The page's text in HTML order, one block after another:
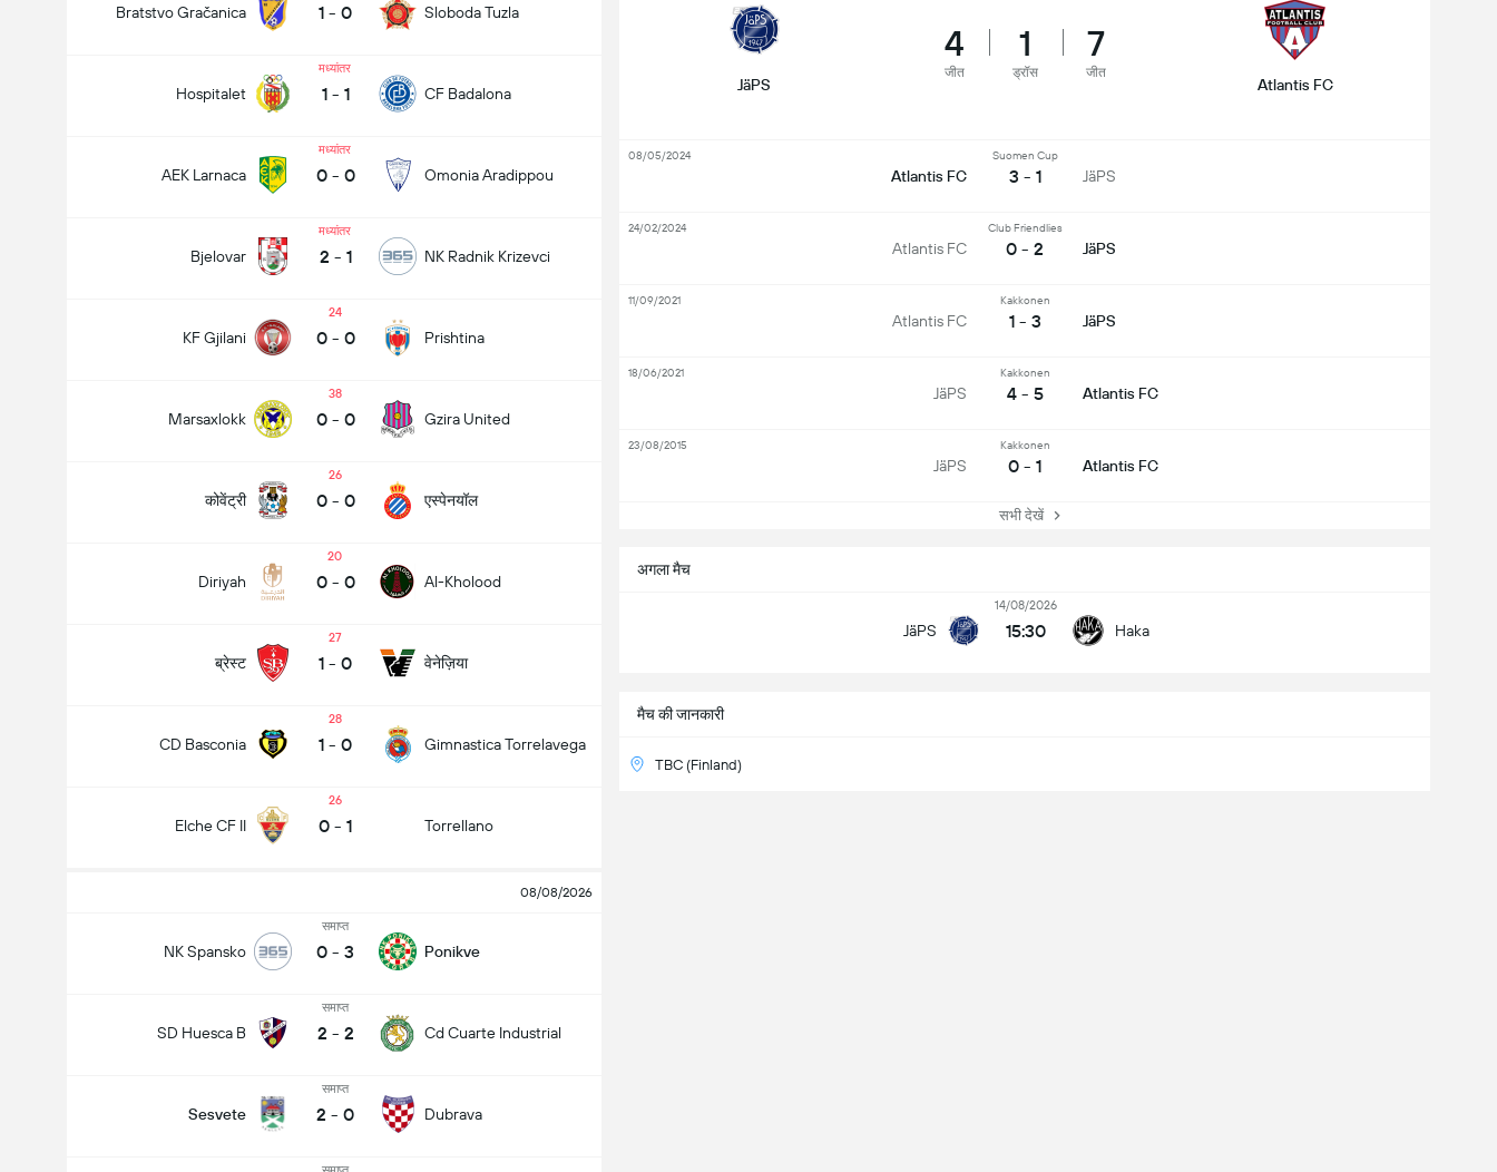
Bratstvo Gračanica 1 - 0 Sloboda Tuzla
Hospitalet
मध्यांतर
1 - 1 CF Badalona
AEK Larnaca
मध्यांतर
0 - 0 Omonia Aradippou
Bjelovar
मध्यांतर
2 - 1 NK Radnik Krizevci
KF Gjilani
24
0 - 0 Prishtina
Marsaxlokk
38
0 - 0 Gzira United
कोवेंट्री
26
0 - 0 एस्पेनयॉल
Diriyah
20
0 - 0 Al-Kholood
ब्रेस्ट
27
1 - 0 वेनेज़िया
CD Basconia
28
1 - 0 Gimnastica Torrelavega
Elche CF II
26
0 - 1 Torrellano
08/08/2026
NK Spansko
समाप्त
0 - 3 Ponikve
SD Huesca B
समाप्त
2 - 2 Cd Cuarte Industrial
Sesvete
समाप्त
2 - 0 Dubrava
अगला मैच
JäPS
14/08/2026
15:30 Haka
मैच की जानकारी
TBC (Finland)
JäPS
4
जीत
1
ड्रॉस
7
जीत
Atlantis FC
Atlantis FC
Suomen Cup
3 - 1 JäPS
08/05/2024
Atlantis FC
Club Friendlies
0 - 2 JäPS
24/02/2024
Atlantis FC
Kakkonen
1 - 3 JäPS
11/09/2021
JäPS
Kakkonen
4 - 5 Atlantis FC
18/06/2021
JäPS
Kakkonen
0 - 1 Atlantis FC
23/08/2015
सभी देखें